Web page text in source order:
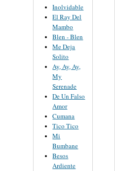
Inolvidable
El Ray Del
Mambo
Blen - Blen
Me Deja
Solito
Ay, Ay, Ay,
My
Serenade
De Un Falso
Amor
Cumana
Tico Tico
Mi
Bumbane
Besos
Ardiente